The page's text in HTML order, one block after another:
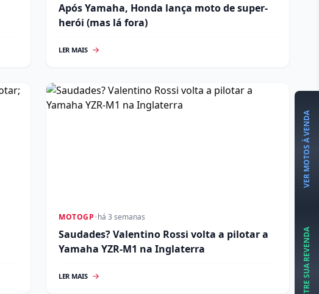
Após Yamaha, Honda lança moto de super-
herói (mas lá fora)
LER MAIS
MOTOGP•há 3 semanas
Saudades? Valentino Rossi volta a pilotar a
Yamaha YZR-M1 na Inglaterra
LER MAIS
VER MOTOS À VENDA
CADASTRE SUA REVENDA